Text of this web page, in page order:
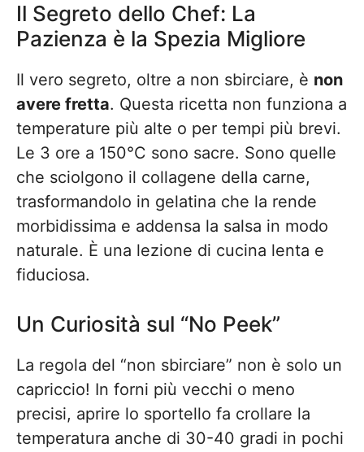
Il Segreto dello Chef: La
Pazienza è la Spezia Migliore
Il vero segreto, oltre a non sbirciare, è non
avere fretta. Questa ricetta non funziona a
temperature più alte o per tempi più brevi.
Le 3 ore a 150°C sono sacre. Sono quelle
che sciolgono il collagene della carne,
trasformandolo in gelatina che la rende
morbidissima e addensa la salsa in modo
naturale. È una lezione di cucina lenta e
fiduciosa.
Un Curiosità sul “No Peek”
La regola del “non sbirciare” non è solo un
capriccio! In forni più vecchi o meno
precisi, aprire lo sportello fa crollare la
temperatura anche di 30-40 gradi in pochi